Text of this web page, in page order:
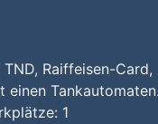
Raiffeisen-Card,
einen Tankautomaten.
1